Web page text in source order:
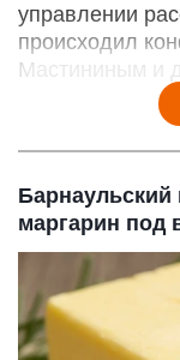
управлении
происходил
Мастининым и
Барнаульский
маргарин под